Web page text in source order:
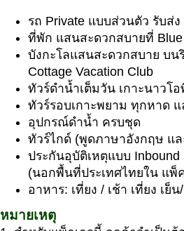
รถ Private แบบส่วนตัว รับส่
ที่พัก แสนสะดวกสบายที่
บังกะโลแสนสะดวกสบาย บน
Cottage Vacation Club
ทัวร์ดำน้ำเต็มวัน เกาะนาวโ
ทัวร์รอบเกาะพยาม ทุกหาด
อุปกรณ์ดำน้ำ ครบชุด
ทัวร์ไกด์ (พูดภาษาอังกฤษ แ
ประกันอุบัติเหตุแบบ
(นอกพื้นที่ประเทศไทยใน แพ็
อาหาร: เที่ยง / เช้า เที่ยง เย็น
หมายเหตุ